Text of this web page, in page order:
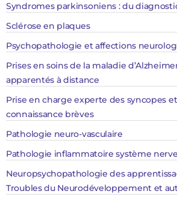
Syndromes parkinsoniens : du
Sclérose en plaques
Psychopathologie et affections
Prises en soins de la maladie
apparentés à distance
Prise en charge experte des syncopes
connaissance brèves
Pathologie neuro-vasculaire
Pathologie inflammatoire système
Neuropsychopathologie des
Troubles du Neurodéveloppement et